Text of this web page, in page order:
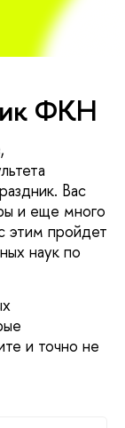
ФКН
Вас
и еще много
этим пройдет
наук по
и точно не